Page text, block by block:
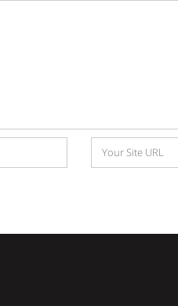
Website